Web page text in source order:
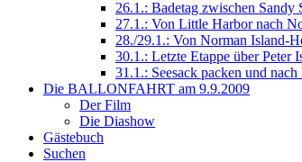
26.1.: Badetag zwischen
27.1.: Von Little Harbor nach
28./29.1.: Von Norman Island-
30.1.: Letzte Etappe über Peter
31.1.: Seesack packen und nach
Die BALLONFAHRT am 9.9.2009
Der Film
Die Diashow
Gästebuch
Suchen